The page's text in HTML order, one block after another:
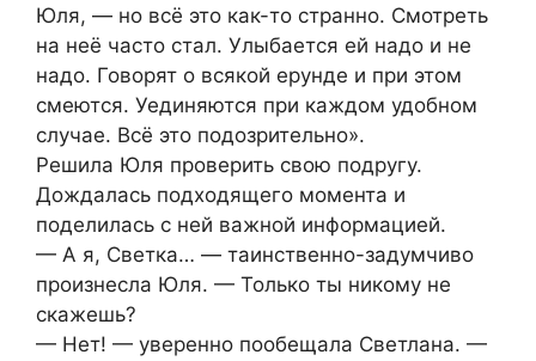
Юля, — но всё это как-то странно. Смотреть
на неё часто стал. Улыбается ей надо и не
надо. Говорят о всякой ерунде и при этом
смеются. Уединяются при каждом удобном
случае. Всё это подозрительно».
Решила Юля проверить свою подругу.
Дождалась подходящего момента и
поделилась с ней важной информацией.
— А я, Светка… — таинственно-задумчиво
произнесла Юля. — Только ты никому не
скажешь?
— Нет! — уверенно пообещала Светлана. —